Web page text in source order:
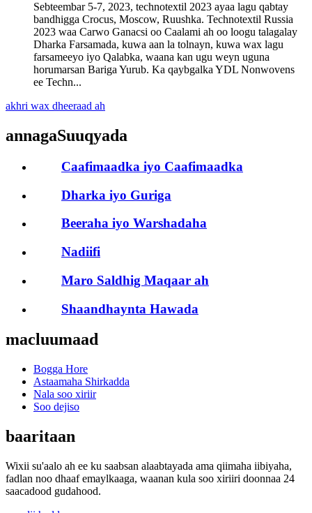
Sebteembar 5-7, 2023, technotextil 2023 ayaa lagu qabtay
bandhigga Crocus, Moscow, Ruushka. Technotextil Russia
2023 waa Carwo Ganacsi oo Caalami ah oo loogu talagalay
Dharka Farsamada, kuwa aan la tolnayn, kuwa wax lagu
farsameeyo iyo Qalabka, waana kan ugu weyn uguna
horumarsan Bariga Yurub. Ka qaybgalka YDL Nonwovens
ee Techn...
akhri wax dheeraad ah
annagaSuuqyada
Caafimaadka iyo Caafimaadka
Dharka iyo Guriga
Beeraha iyo Warshadaha
Nadiifi
Maro Saldhig Maqaar ah
Shaandhaynta Hawada
macluumaad
Bogga Hore
Astaamaha Shirkadda
Nala soo xiriir
Soo dejiso
baaritaan
Wixii su'aalo ah ee ku saabsan alaabtayada ama qiimaha iibiyaha,
fadlan noo dhaaf emaylkaaga, waanan kula soo xiriiri doonnaa 24
saacadood gudahood.